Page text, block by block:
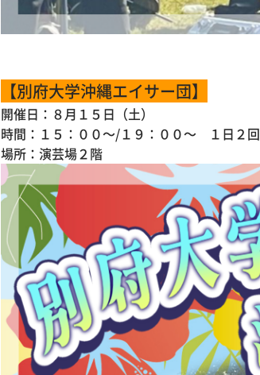
【別府大学沖縄エイサー団】
開催日：８月１５日（土）
時間：１５：００～/１９：００～ １日２回
場所：演芸場２階